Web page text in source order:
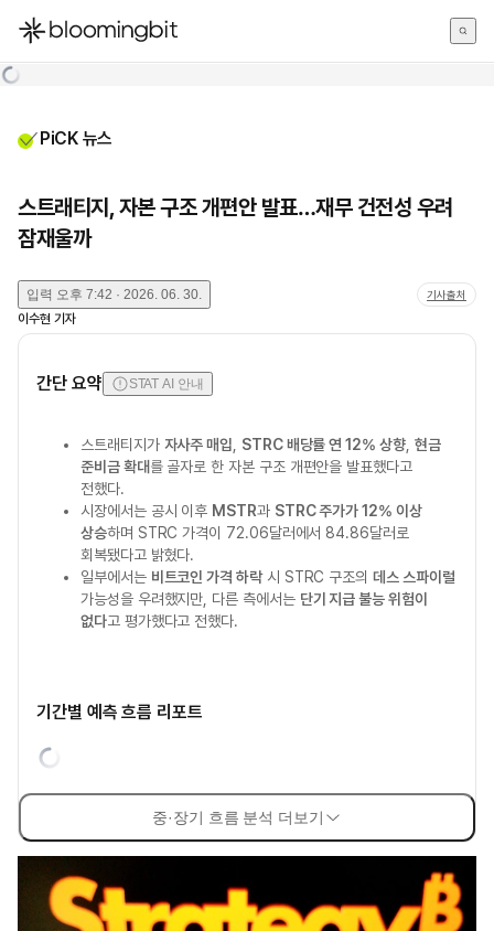
한국어
PiCK 뉴스
스트래티지, 자본 구조 개편안 발표…재무 건전성 우려
잠재울까
입력 오후 7:42 · 2026. 06. 30. 기사출처
이수현 기자
간단 요약 STAT AI 안내
스트래티지가 자사주 매입 STRC 배당률 연 12% 상향, 현금
준비금 확대를 골자로 한 자본 구조 개편안을 발표했다고
전했다.
시장에서는 공시 이후 MSTR과 STRC 주가가 12% 이상
상승하며 STRC 가격이 72.06달러에서 84.86달러로
회복됐다고 밝혔다.
일부에서는 비트코인 가격 하락시 STRC 구조의데스 스파이럴
가능성을 우려했지만, 다른 측에서는 단기 지급 불능 위험이
없다고 평가했다고 전했다.
기간별 예측 흐름 리포트
중·장기 흐름 분석 더보기